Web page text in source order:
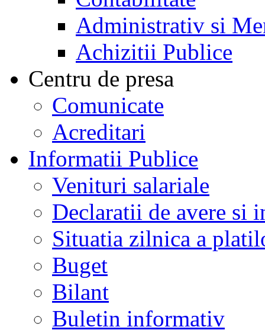
Administrativ si
Achizitii Publice
Centru de presa
Comunicate
Acreditari
Informatii Publice
Venituri salariale
Declaratii de avere si
Situatia zilnica a
Buget
Bilant
Buletin informativ